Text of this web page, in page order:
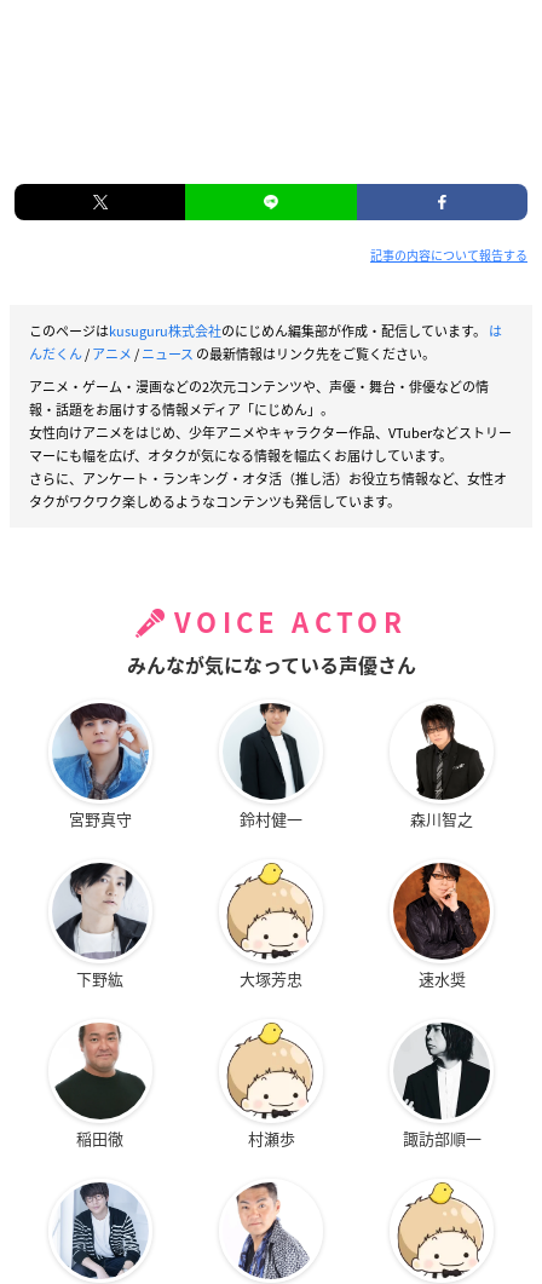
記事の内容について報告する
このページはkusuguru株式会社のにじめん編集部が作成・配信しています。 は
んだくん/アニメ/ニュース の最新情報はリンク先をご覧ください。
アニメ・ゲーム・漫画などの2次元コンテンツや、声優・舞台・俳優などの情
報・話題をお届けする情報メディア「にじめん」。
女性向けアニメをはじめ、少年アニメやキャラクター作品、VTuberなどストリー
マーにも幅を広げ、オタクが気になる情報を幅広くお届けしています。
さらに、アンケート・ランキング・オタ活（推し活）お役立ち情報など、女性オ
タクがワクワク楽しめるようなコンテンツも発信しています。
VOICE ACTOR
みんなが気になっている声優さん
宮野真守 鈴村健一 森川智之
下野紘 大塚芳忠 速水奨
稲田徹 村瀬歩 諏訪部順一